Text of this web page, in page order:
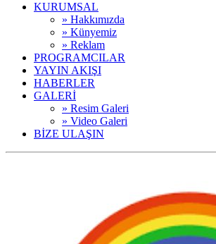
KURUMSAL
» Hakkımızda
» Künyemiz
» Reklam
PROGRAMCILAR
YAYIN AKIŞI
HABERLER
GALERİ
» Resim Galeri
» Video Galeri
BİZE ULAŞIN